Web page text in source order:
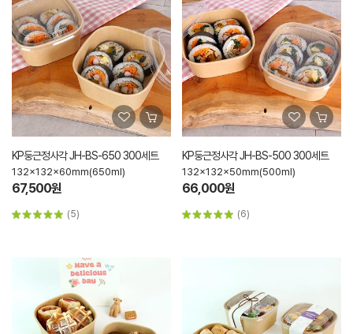
KP둥근정사각 JH-BS-650 300세트
132x132x60mm(650ml)
67,500원
(5)
KP둥근정사각 JH-BS-500 300세트
132x132x50mm(500ml)
66,000원
(6)